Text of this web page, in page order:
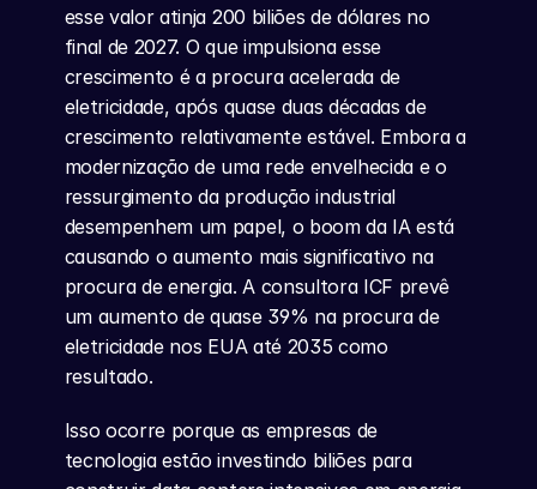
esse valor atinja 200 biliões de dólares no
final de 2027. O que impulsiona esse
crescimento é a procura acelerada de
eletricidade, após quase duas décadas de
crescimento relativamente estável. Embora a
modernização de uma rede envelhecida e o
ressurgimento da produção industrial
desempenhem um papel, o boom da IA está
causando o aumento mais significativo na
procura de energia. A consultora ICF prevê
um aumento de quase 39% na procura de
eletricidade nos EUA até 2035 como
resultado.
Isso ocorre porque as empresas de
tecnologia estão investindo biliões para